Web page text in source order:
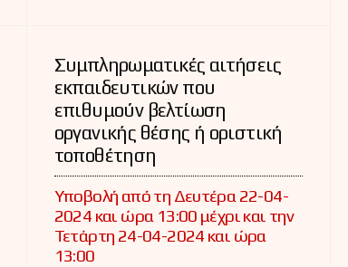
Συμπληρωματικές αιτήσεις
εκπαιδευτικών που
επιθυμούν βελτίωση
οργανικής θέσης ή οριστική
τοποθέτηση
Υποβολή από τη Δευτέρα 22-04-
2024 και ώρα 13:00 μέχρι και την
Τετάρτη 24-04-2024 και ώρα
13:00